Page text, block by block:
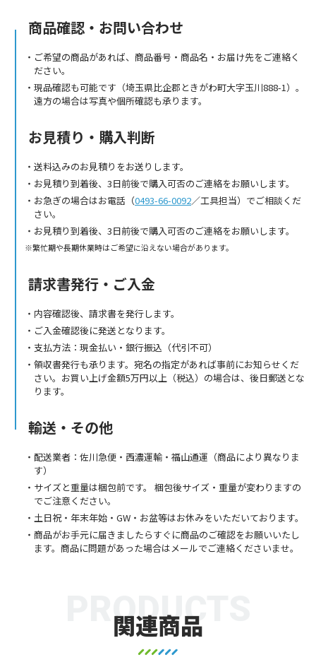
商品確認・お問い合わせ
ご希望の商品があれば、商品番号・商品名・お届け先をご連絡く
ださい。
現品確認も可能です（埼玉県比企郡ときがわ町大字玉川888-1）。
遠方の場合は写真や個所確認も承ります。
お見積り・購入判断
送料込みのお見積りをお送りします。
お見積り到着後、3日前後で購入可否のご連絡をお願いします。
お急ぎの場合はお電話（0493-66-0092／工具担当）でご相談くだ
さい。
お見積り到着後、3日前後で購入可否のご連絡をお願いします。
繁忙期や長期休業時はご希望に沿えない場合があります。
請求書発行・ご入金
内容確認後、請求書を発行します。
ご入金確認後に発送となります。
支払方法：現金払い・銀行振込（代引不可）
領収書発行も承ります。宛名の指定があれば事前にお知らせくだ
さい。お買い上げ金額5万円以上（税込）の場合は、後日郵送とな
ります。
輸送・その他
配送業者：佐川急便・西濃運輸・福山通運（商品により異なりま
す）
サイズと重量は梱包前です。 梱包後サイズ・重量が変わりますの
でご注意ください。
土日祝・年末年始・GW・お盆等はお休みをいただいております。
商品がお手元に届きましたらすぐに商品のご確認をお願いいたし
ます。商品に問題があった場合はメールでご連絡くださいませ。
関連商品
PRODUCTS